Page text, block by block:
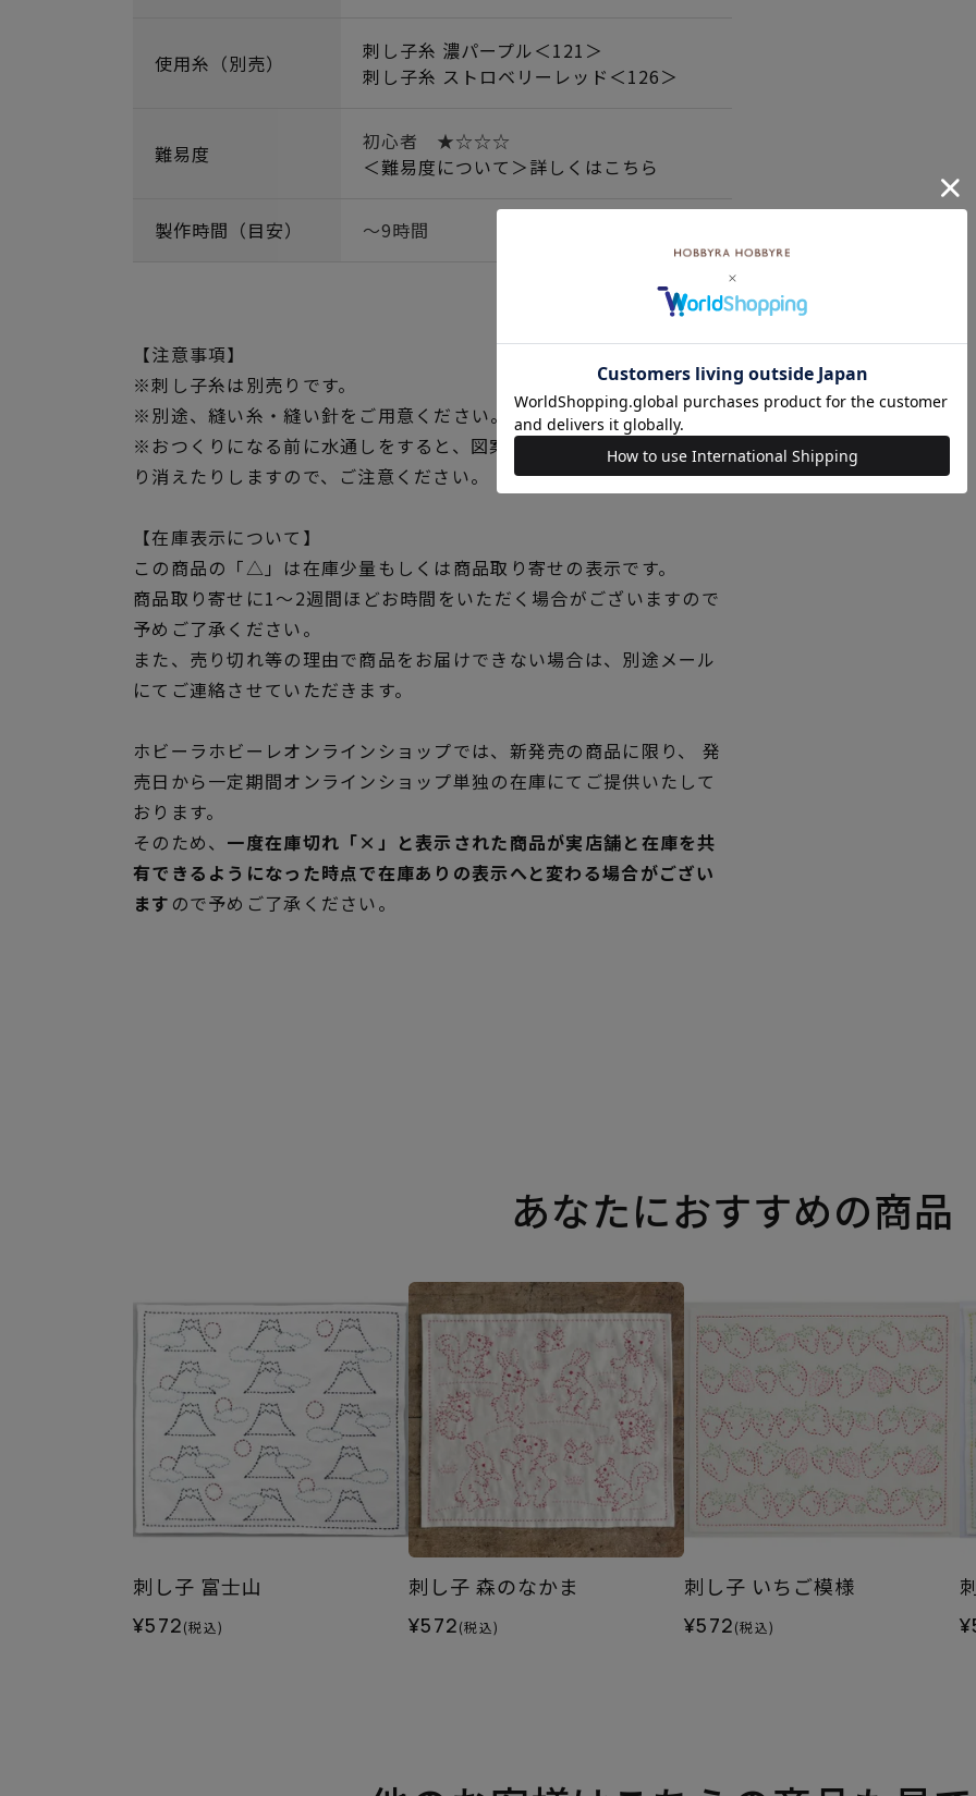
使用糸（別売）
刺し子糸 濃パープル＜121＞
刺し子糸 ストロベリーレッド＜126＞
難易度
初心者 ★☆☆☆
＜難易度について＞詳しくはこちら
製作時間（目安） ～9時間
【注意事項】
※刺し子糸は別売りです。
※別途、縫い糸・縫い針をご用意ください。
※おつくりになる前に水通しをすると、図案の線が見えにくくなった
り消えたりしますので、ご注意ください。
【在庫表示について】
この商品の「△」は在庫少量もしくは商品取り寄せの表示です。
商品取り寄せに1～2週間ほどお時間をいただく場合がございますので
予めご了承ください。
また、売り切れ等の理由で商品をお届けできない場合は、別途メール
にてご連絡させていただきます。
ホビーラホビーレオンラインショップでは、新発売の商品に限り、 発
売日から一定期間オンラインショップ単独の在庫にてご提供いたして
おります。
そのため、 一度在庫切れ「×」と表示された商品が実店舗と在庫を共
有できるようになった時点で在庫ありの表示へと変わる場合がござい
ます ので予めご了承ください。
あなたにおすすめの商品
刺し子 富士山
¥572(税込)
刺し子 森のなかま
¥572(税込)
刺し子 いちご模様
¥572(税込)